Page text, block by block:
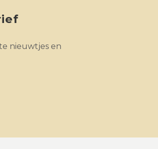
nieuwtjes en